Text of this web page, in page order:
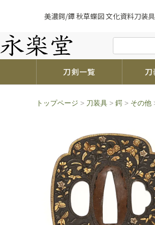
美濃鍔/鐔 秋草蝶図 文化資料刀装
刀剣一覧 刀
トップページ > 刀装具 > 鍔 > その他